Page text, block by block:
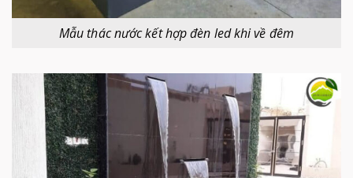
Mẫu thác nước kết hợp đèn led khi về đêm